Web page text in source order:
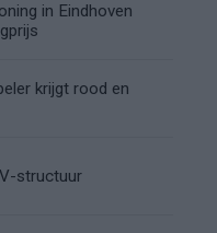
in Eindhoven
krijgt rood en
structuur